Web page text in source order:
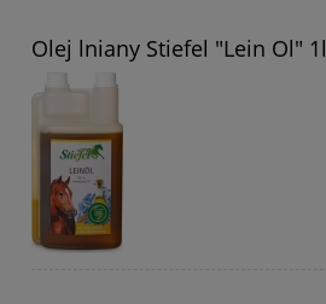
Olej lniany Stiefel "Lein Ol" 1l